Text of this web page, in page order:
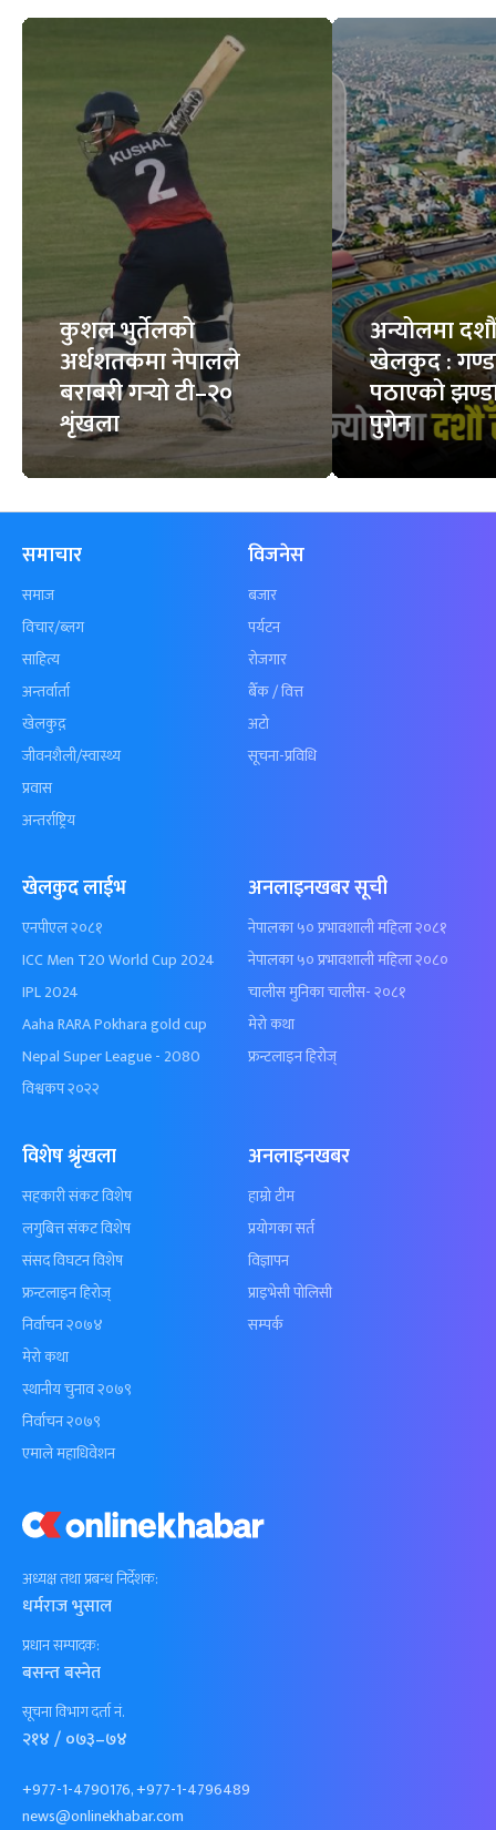
कुशल भुर्तेलको
अर्धशतकमा नेपालले
बराबरी गर्‍यो टी–२०
शृंखला
अन्योलमा दशौँ
खेलकुद :
पठाएको
पुगेन
अध्यक्ष तथा प्रबन्ध निर्देशक:
धर्मराज भुसाल
प्रधान सम्पादक:
बसन्त बस्नेत
सूचना विभाग दर्ता नं.
२१४ / ०७३–७४
+977-1-4790176, +977-1-4796489
news@onlinekhabar.com
समाचार
समाज
विचार/ब्लग
साहित्य
अन्तर्वार्ता
खेलकुद़़
जीवनशैली/स्वास्थ्य
प्रवास
अन्तर्राष्ट्रिय
विजनेस
बजार
पर्यटन
रोजगार
बैँक / वित्त
अटो
सूचना-प्रविधि
खेलकुद लाईभ
एनपीएल २०८१
ICC Men T20 World Cup 2024
IPL 2024
Aaha RARA Pokhara gold cup
Nepal Super League - 2080
विश्वकप २०२२
अनलाइनखबर सूची
नेपालका ५० प्रभावशाली महिला २०८१
नेपालका ५० प्रभावशाली महिला २०८०
चालीस मुनिका चालीस- २०८१
मेरो कथा
फ्रन्टलाइन हिरोज्
विशेष श्रृंखला
सहकारी संकट विशेष
लगुबित्त संकट विशेष
संसद विघटन विशेष
फ्रन्टलाइन हिरोज्
निर्वाचन २०७४
मेरो कथा
स्थानीय चुनाव २०७९
निर्वाचन २०७९
एमाले महाधिवेशन
अनलाइनखबर
हाम्रो टीम
प्रयोगका सर्त
विज्ञापन
प्राइभेसी पोलिसी
सम्पर्क